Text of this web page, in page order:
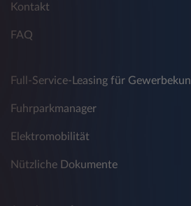
Browsertyp und -
Webseite, von der aus
Kontakt
FAQ
Full-Service-Leasing für
Fuhrparkmanager
Elektromobilität
Nützliche Dokumente